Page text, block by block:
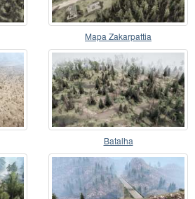
Mapa Zakarpattia
Batalha